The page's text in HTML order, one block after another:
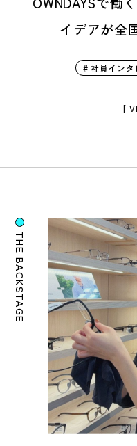
イデアが
# 社員インタ
[
THE BACKSTAGE